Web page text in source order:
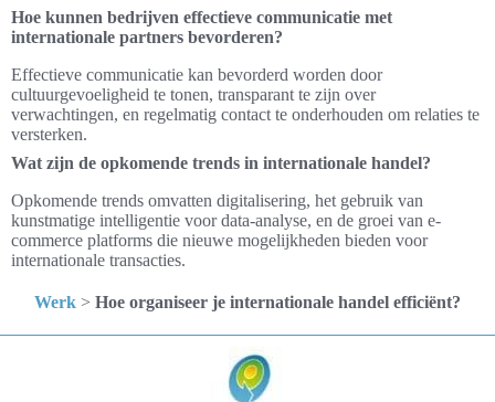
Hoe kunnen bedrijven effectieve communicatie met
internationale partners bevorderen?
Effectieve communicatie kan bevorderd worden door
cultuurgevoeligheid te tonen, transparant te zijn over
verwachtingen, en regelmatig contact te onderhouden om relaties te
versterken.
Wat zijn de opkomende trends in internationale handel?
Opkomende trends omvatten digitalisering, het gebruik van
kunstmatige intelligentie voor data-analyse, en de groei van e-
commerce platforms die nieuwe mogelijkheden bieden voor
internationale transacties.
Werk > Hoe organiseer je internationale handel efficiënt?